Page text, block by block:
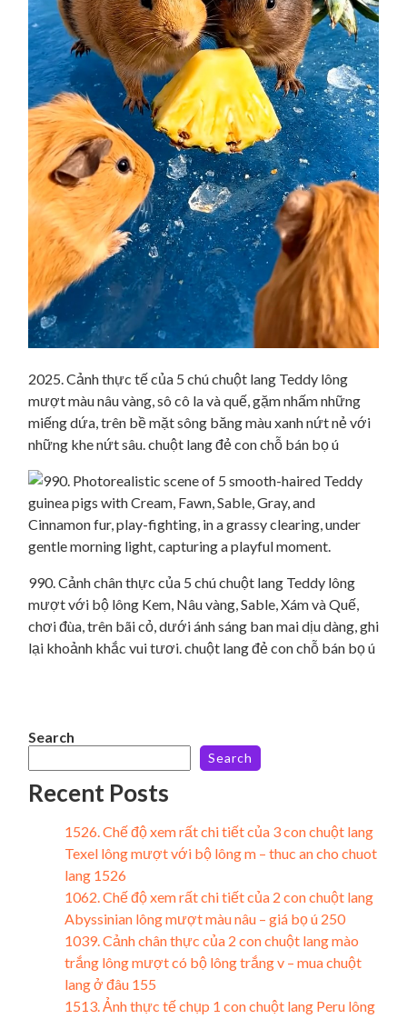
2025. Cảnh thực tế của 5 chú chuột lang Teddy lông
mượt màu nâu vàng, sô cô la và quế, gặm nhấm những
miếng dứa, trên bề mặt sông băng màu xanh nứt nẻ với
những khe nứt sâu. chuột lang đẻ con chỗ bán bọ ú
990. Cảnh chân thực của 5 chú chuột lang Teddy lông
mượt với bộ lông Kem, Nâu vàng, Sable, Xám và Quế,
chơi đùa, trên bãi cỏ, dưới ánh sáng ban mai dịu dàng, ghi
lại khoảnh khắc vui tươi. chuột lang đẻ con chỗ bán bọ ú
Search
Search
Recent Posts
1526. Chế độ xem rất chi tiết của 3 con chuột lang
Texel lông mượt với bộ lông m – thuc an cho chuot
lang 1526
1062. Chế độ xem rất chi tiết của 2 con chuột lang
Abyssinian lông mượt màu nâu – giá bọ ú 250
1039. Cảnh chân thực của 2 con chuột lang mào
trắng lông mượt có bộ lông trắng v – mua chuột
lang ở đâu 155
1513. Ảnh thực tế chụp 1 con chuột lang Peru lông